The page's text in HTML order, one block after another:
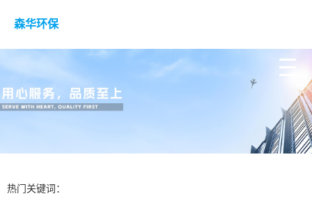
森华环保
热门关键词：